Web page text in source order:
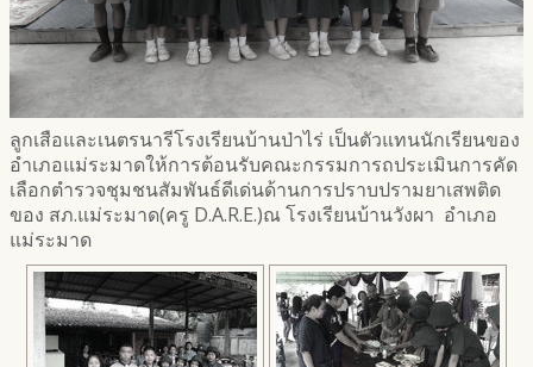
ลูกเสือและเนตรนารีโรงเรียนบ้านป่าไร่ เป็นตัวแทนนักเรียนของ
อำเภอแม่ระมาดให้การต้อนรับคณะกรรมการถประเมินการคัด
เลือกตำรวจชุมชนสัมพันธ์ดีเด่นด้านการปราบปรามยาเสพติด
ของ สภ.แม่ระมาด(ครู D.A.R.E.)ณ โรงเรียนบ้านวังผา อำเภอ
แม่ระมาด